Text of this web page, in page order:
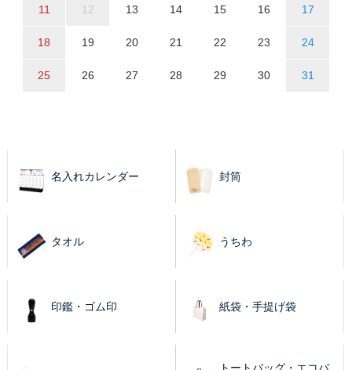
11 12 13 14 15 16 17
18 19 20 21 22 23 24
25 26 27 28 29 30 31
名入れカレンダー 封筒
タオル うちわ
印鑑・ゴム印 紙袋・手提げ袋